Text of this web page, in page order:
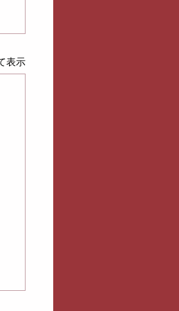
表示